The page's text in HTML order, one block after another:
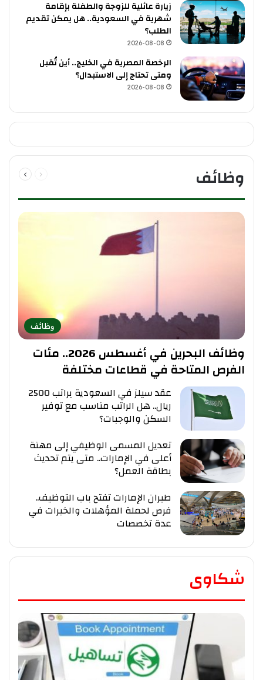
زيارة عائلية للزوجة والطفلة بإقامة
شهرية في السعودية.. هل يمكن تقديم
الطلب؟
2026-08-08
الرخصة المصرية في الخليج.. أين تُقبل
ومتى تحتاج إلى الاستبدال؟
2026-08-08
وظائف الصفحة السابقة
الصفحة التالية
وظائف
وظائف البحرين في أغسطس 2026.. مئات
الفرص المتاحة في قطاعات مختلفة
عقد سيلز في السعودية براتب 2500
ريال.. هل الراتب مناسب مع توفير
السكن والوجبات؟
تعديل المسمى الوظيفي إلى مهنة
أعلى في الإمارات.. متى يتم تحديث
بطاقة العمل؟
طيران الإمارات تفتح باب التوظيف..
فرص لحملة المؤهلات والخبرات في
عدة تخصصات
شكاوى